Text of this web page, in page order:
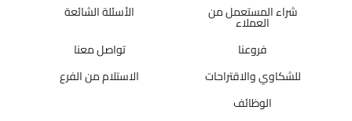
شراء المستعمل من
العملاء
الأسئلة الشائعة
فروعنا
تواصل معنا
للشكاوي والاقتراحات
الاستلام من الفرع
الوظائف